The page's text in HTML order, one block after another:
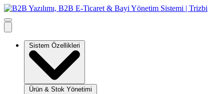
Sistem Özellikleri
Ürün & Stok Yönetimi